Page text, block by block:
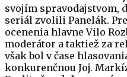
svojím spravodajstvom,
seriál zvolili Panelák.
ocenenia hlavne Vilo
moderátor a taktiež za
však bol v čase
konkurenčnou Joj.